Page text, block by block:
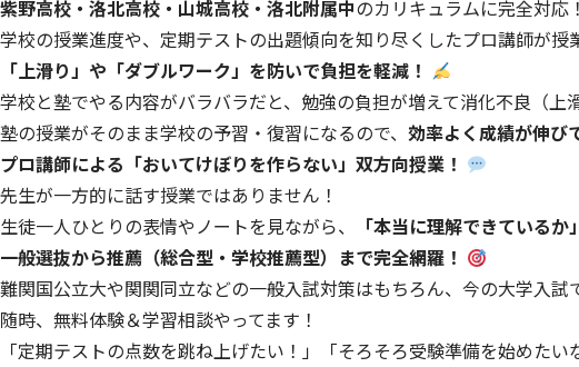
紫野高校・洛北高校・山城高校・洛北附属中のカリキュラムに完全対応！
学校の授業進度や、定期テストの出題傾向を知り尽くしたプロ講師が授
「上滑り」や「ダブルワーク」を防いで負担を軽減！
学校と塾でやる内容がバラバラだと、勉強の負担が増えて消化不良（上
塾の授業がそのまま学校の予習・復習になるので、 効率よく成績が伸び
プロ講師による「おいてけぼりを作らない」双方向授業！
先生が一方的に話す授業ではありません！
生徒一人ひとりの表情やノートを見ながら、
「本当に理解できている
一般選抜から推薦（総合型・学校推薦型）まで完全網羅！
難関国公立大や関関同立などの一般入試対策はもちろん、今の大学入試
随時、無料体験＆学習相談やってます！
「定期テストの点数を跳ね上げたい！」「そろそろ受験準備を始めた